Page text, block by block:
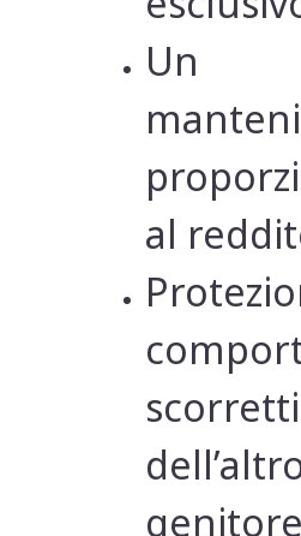
Un
al
scorretti
genitore